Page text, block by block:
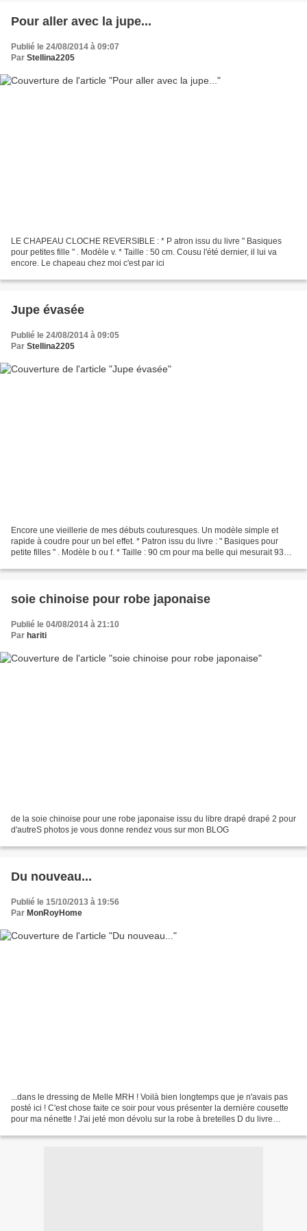
Pour aller avec la jupe...
Publié le 24/08/2014 à 09:07
Par Stellina2205
LE CHAPEAU CLOCHE REVERSIBLE : * P atron issu du livre " Basiques
pour petites fille " . Modèle v. * Taille : 50 cm. Cousu l'été dernier, il lui va
encore. Le chapeau chez moi c'est par ici
Jupe évasée
Publié le 24/08/2014 à 09:05
Par Stellina2205
Encore une vieillerie de mes débuts couturesques. Un modèle simple et
rapide à coudre pour un bel effet. * Patron issu du livre : " Basiques pour
petite filles " . Modèle b ou f. * Taille : 90 cm pour ma belle qui mesurait 93
soie chinoise pour robe japonaise
Publié le 04/08/2014 à 21:10
Par hariti
de la soie chinoise pour une robe japonaise issu du libre drapé drapé 2 pour
d'autreS photos je vous donne rendez vous sur mon BLOG
Du nouveau...
Publié le 15/10/2013 à 19:56
Par MonRoyHome
...dans le dressing de Melle MRH ! Voilà bien longtemps que je n'avais pas
posté ici ! C'est chose faite ce soir pour vous présenter la dernière cousette
pour ma nénette ! J'ai jeté mon dévolu sur la robe à bretelles D du livre